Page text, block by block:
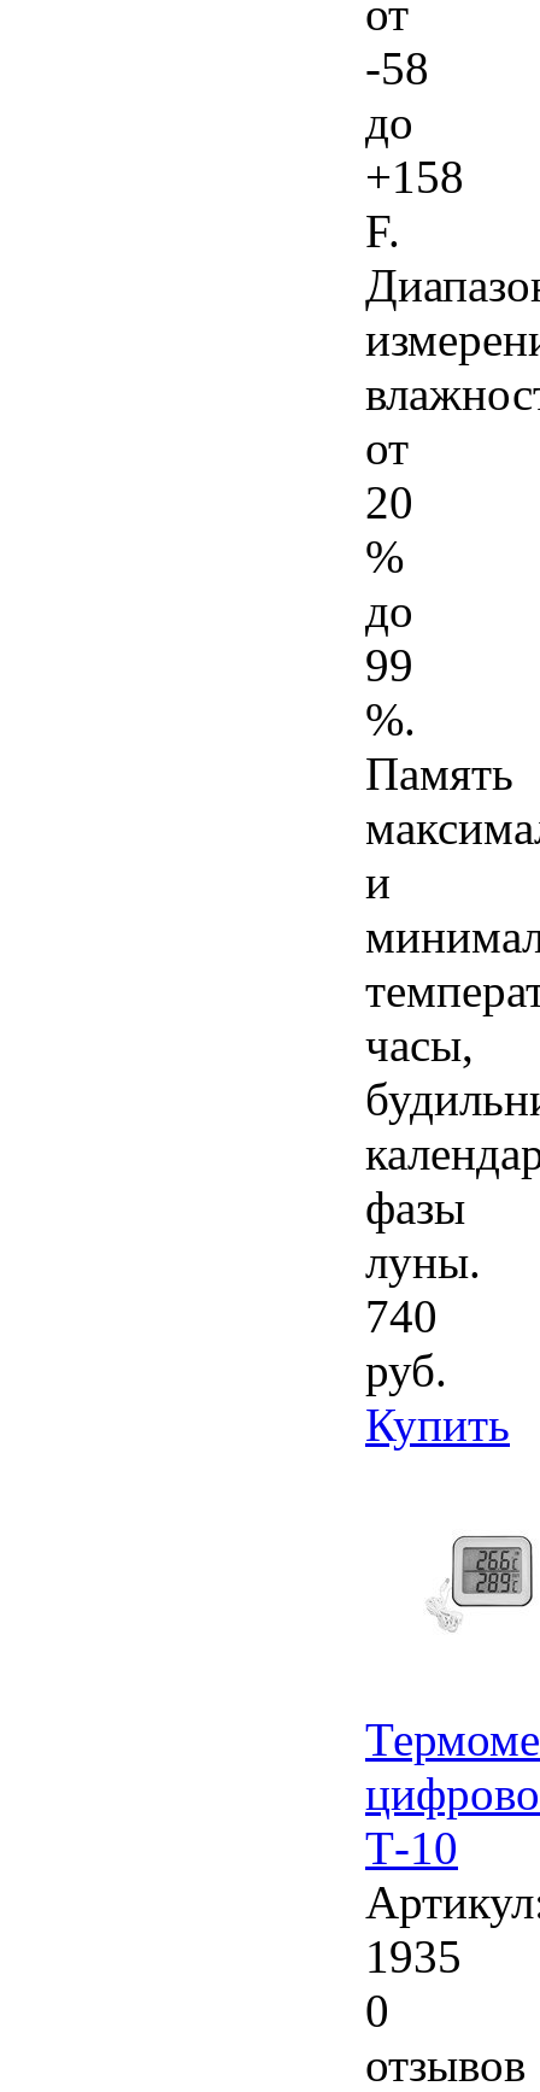
от
-58
до
+158
F.
от
20
%
до
99
%.
Память
и
часы,
фазы
луны.
740
руб.
Купить
Т-10
1935
0
отзывов